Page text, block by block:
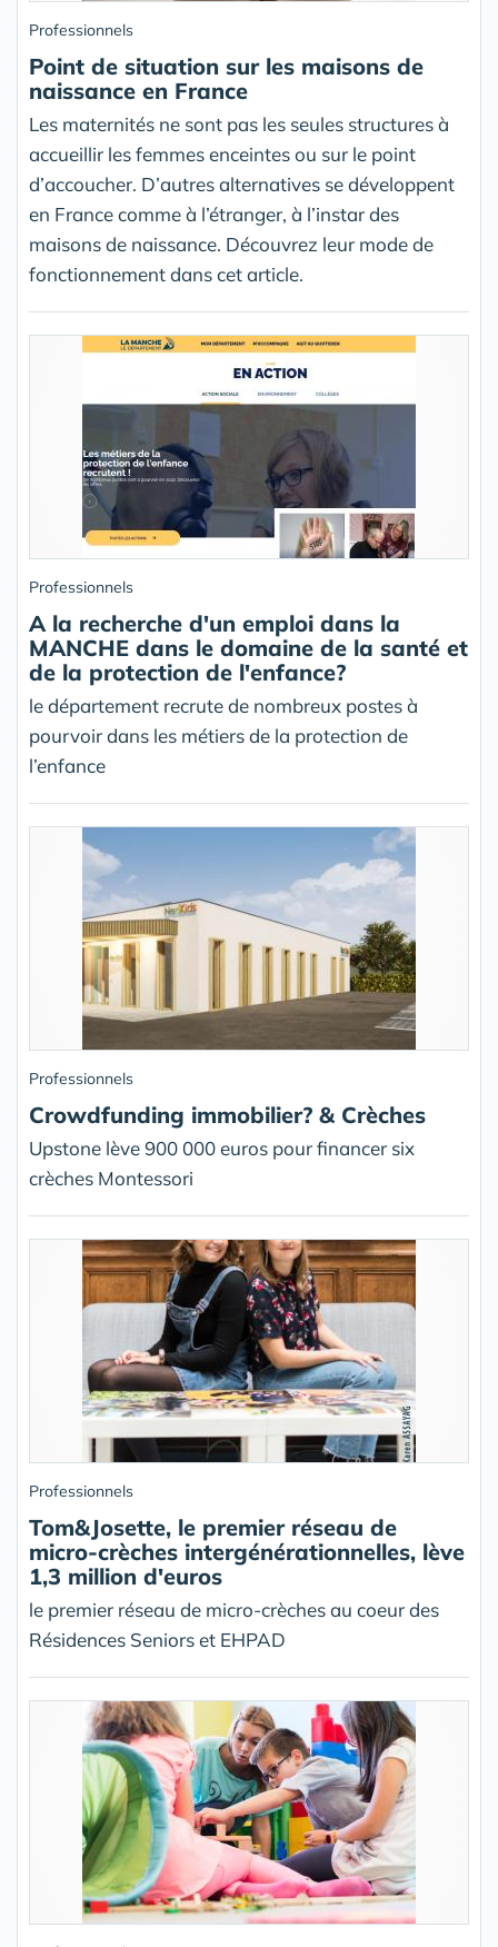
Professionnels
Point de situation sur les maisons de
naissance en France
Les maternités ne sont pas les seules structures à
accueillir les femmes enceintes ou sur le point
d’accoucher. D’autres alternatives se développent
en France comme à l’étranger, à l’instar des
maisons de naissance. Découvrez leur mode de
fonctionnement dans cet article.
Professionnels
A la recherche d'un emploi dans la
MANCHE dans le domaine de la santé et
de la protection de l'enfance?
le département recrute de nombreux postes à
pourvoir dans les métiers de la protection de
l’enfance
Professionnels
Crowdfunding immobilier? & Crèches
Upstone lève 900 000 euros pour financer six
crèches Montessori
Professionnels
Tom&Josette, le premier réseau de
micro-crèches intergénérationnelles, lève
1,3 million d'euros
le premier réseau de micro-crèches au coeur des
Résidences Seniors et EHPAD